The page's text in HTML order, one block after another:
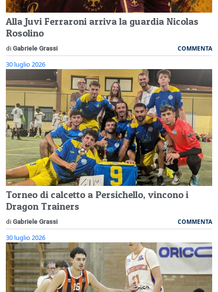
Alla Juvi Ferraroni arriva la guardia Nicolas
Rosolino
di Gabriele Grassi COMMENTA
30 luglio 2026
Torneo di calcetto a Persichello, vincono i
Dragon Trainers
di Gabriele Grassi COMMENTA
30 luglio 2026